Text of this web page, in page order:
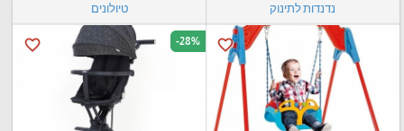
נדנדות לתינוק
favorite_border
טיולונים
favorite_border -28%